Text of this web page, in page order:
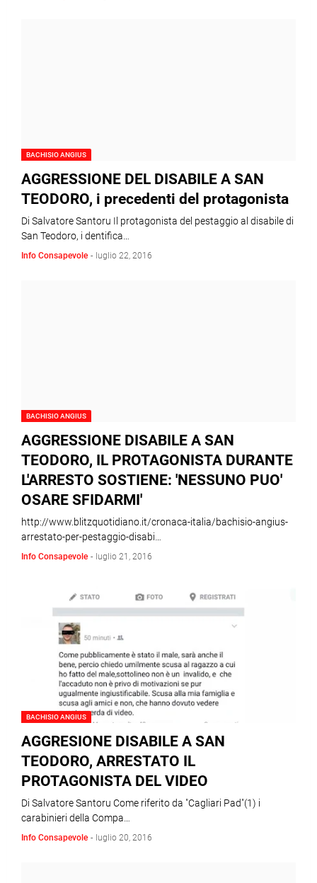
BACHISIO ANGIUS
AGGRESSIONE DEL DISABILE A SAN
TEODORO, i precedenti del protagonista
Di Salvatore Santoru Il protagonista del pestaggio al disabile di
San Teodoro, i dentifica…
Info Consapevole - luglio 22, 2016
BACHISIO ANGIUS
AGGRESSIONE DISABILE A SAN
TEODORO, IL PROTAGONISTA DURANTE
L'ARRESTO SOSTIENE: 'NESSUNO PUO'
OSARE SFIDARMI'
http://www.blitzquotidiano.it/cronaca-italia/bachisio-angius-
arrestato-per-pestaggio-disabi…
Info Consapevole - luglio 21, 2016
BACHISIO ANGIUS
AGGRESIONE DISABILE A SAN
TEODORO, ARRESTATO IL
PROTAGONISTA DEL VIDEO
Di Salvatore Santoru Come riferito da "Cagliari Pad"(1) i
carabinieri della Compa…
Info Consapevole - luglio 20, 2016